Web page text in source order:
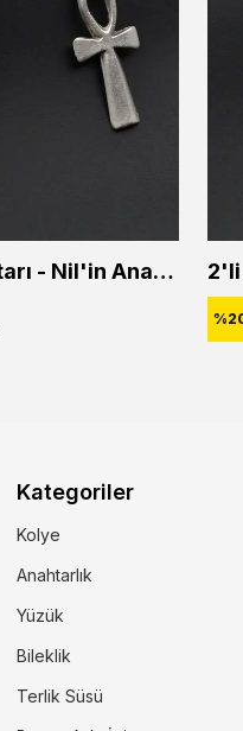
2'li Ankh Anahtarı - Nil'in Anahtarı - Kuru Kafa Erkek Kadın Kolye Seti
%
Kategoriler
Kolye
Anahtarlık
Yüzük
Bileklik
Terlik Süsü